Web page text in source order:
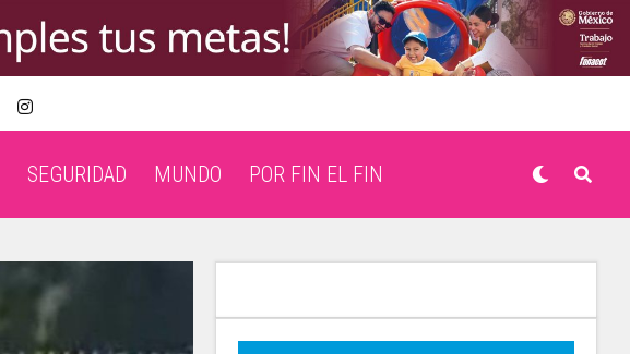
SEGURIDAD MUNDO POR FIN EL FIN